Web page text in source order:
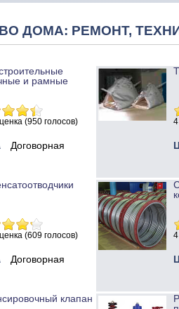
ДОМА: РЕМОНТ,
и рамные
(950 голосов)
Договорная
(609 голосов)
Договорная
клапан